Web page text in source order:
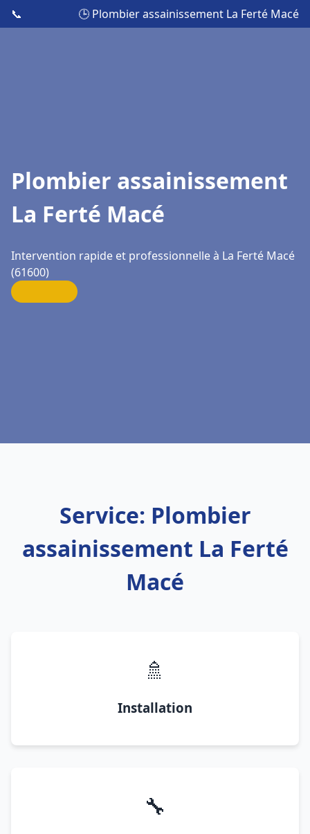
📞 🕒 Plombier assainissement La Ferté Macé
Plombier assainissement
La Ferté Macé
Intervention rapide et professionnelle à La Ferté Macé
(61600)
Service: Plombier
assainissement La Ferté
Macé
🚿
Installation
🔧